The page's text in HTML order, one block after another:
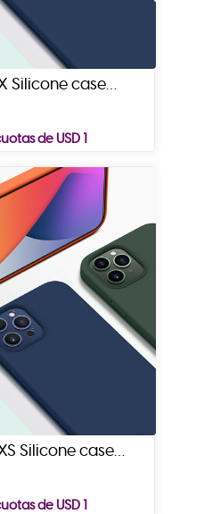
Silicone case
de USD 1
Silicone case
de USD 1